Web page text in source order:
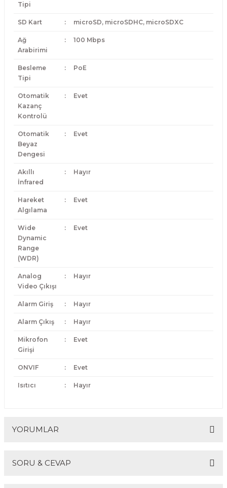
Tipi
SD Kart : microSD, microSDHC, microSDXC
Ağ
Arabirimi
: 100 Mbps
Besleme
Tipi
: PoE
Otomatik
Kazanç
Kontrolü
: Evet
Otomatik
Beyaz
Dengesi
: Evet
Akıllı
İnfrared
: Hayır
Hareket
Algılama
: Evet
Wide
Dynamic
Range
(WDR)
: Evet
Analog
Video Çıkışı
: Hayır
Alarm Giriş : Hayır
Alarm Çıkış : Hayır
Mikrofon
Girişi
: Evet
ONVIF : Evet
Isıtıcı : Hayır
YORUMLAR
SORU & CEVAP